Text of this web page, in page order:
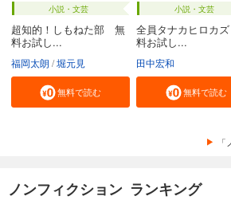
小説・文芸
超知的！しもねた部 無
料お試し...
福岡太朗 堀元見
無料で読む
小説・文芸
全員タナカヒロカ
料お試し...
田中宏和
無料で読む
ノンフィクション ランキング